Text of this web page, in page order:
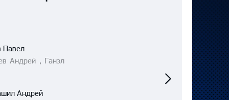
Павел
Андрей , Ганзл
Андрей
матч